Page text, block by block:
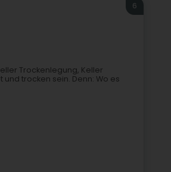
6
Trockenlegung, Keller
trocken sein. Denn: Wo es